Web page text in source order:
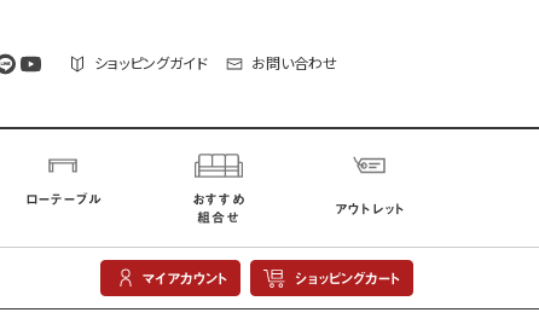
ローテーブル
おすすめ
組合せ
アウトレット
マイアカウント ショッピングカート
ショッピングガイド お問い合わせ